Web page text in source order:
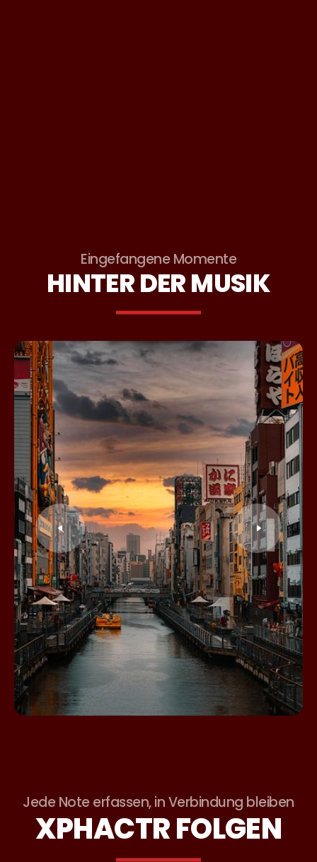
Eingefangene Momente
HINTER DER MUSIK
Jede Note erfassen, in Verbindung bleiben
XPHACTR FOLGEN